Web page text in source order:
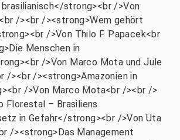
brasilianisch</strong><br />Von
/><br /><strong>Wem gehört
/>Von Thilo F. Papacek<br
Menschen in
/>Von Marco Mota und Jule
/><br /><strong>Amazonien in
/>Von Marco Mota<br /><br />
Florestal – Brasiliens
in Gefahr</strong><br />Von Uta
/><strong>Das Management